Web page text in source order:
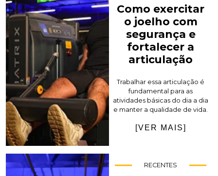
Como exercitar
o joelho com
segurança e
fortalecer a
articulação
Trabalhar essa articulação é
fundamental para as
atividades básicas do dia a dia
e manter a qualidade de vida.
[VER MAIS]
RECENTES